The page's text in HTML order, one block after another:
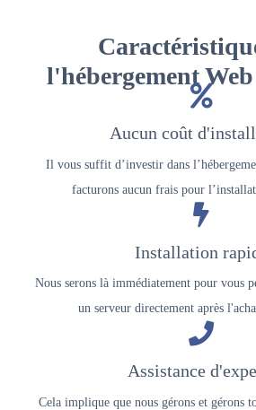
l'hébergement
Aucun coût
Il vous suffit d’investir dans
facturons aucun frais pour
Installation
Nous serons là immédiatement pour vous
un serveur directement après
Assistance
Cela implique que nous gérons et gérons